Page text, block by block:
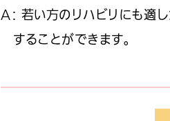
A： 若い方のリハビリにも適
することができます。